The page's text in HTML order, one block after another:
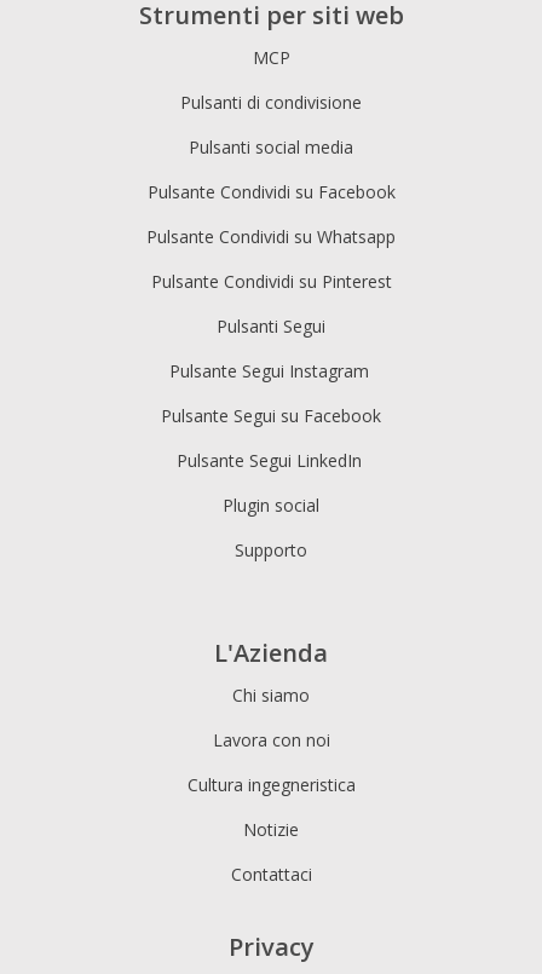
Strumenti per siti web
MCP
Pulsanti di condivisione
Pulsanti social media
Pulsante Condividi su Facebook
Pulsante Condividi su Whatsapp
Pulsante Condividi su Pinterest
Pulsanti Segui
Pulsante Segui Instagram
Pulsante Segui su Facebook
Pulsante Segui LinkedIn
Plugin social
Supporto
L'Azienda
Chi siamo
Lavora con noi
Cultura ingegneristica
Notizie
Contattaci
Privacy